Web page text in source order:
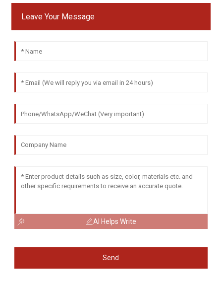
Leave Your Message
AI Helps Write
Send